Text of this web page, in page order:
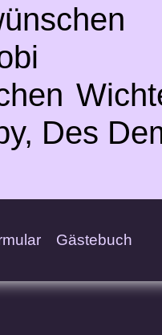
Des
Gästebuch